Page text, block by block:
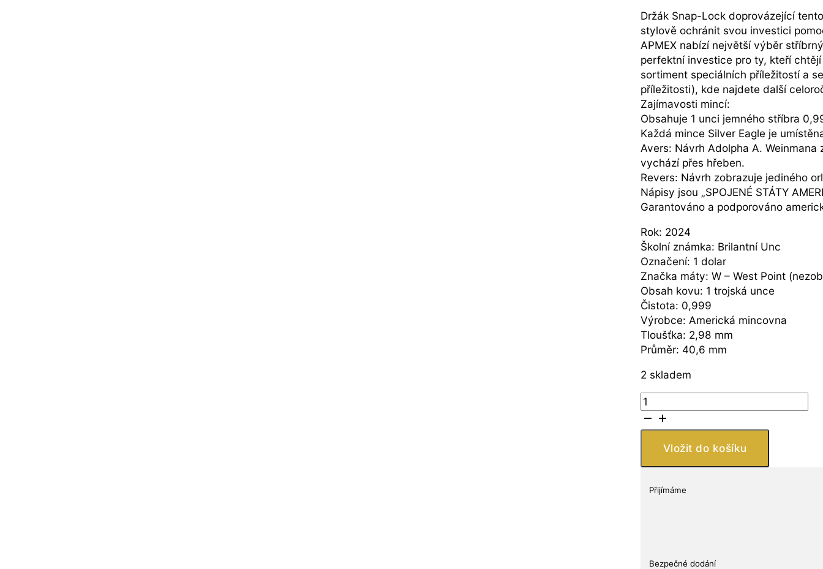
Držák Snap-Lock doprovázející
stylově ochránit svou investici
APMEX nabízí největší výběr
perfektní investice pro ty, kteří
sortiment speciálních příležitostí a
příležitosti), kde najdete další
Zajímavosti mincí:
Obsahuje 1 unci jemného stříbra
Každá mince Silver Eagle je
Avers: Návrh Adolpha A.
vychází přes hřeben.
Revers: Návrh zobrazuje jediného
Nápisy jsou „SPOJENÉ STÁTY
Garantováno a podporováno
Rok: 2024
Školní známka: Brilantní Unc
Označení: 1 dolar
Značka máty: W – West Point
Obsah kovu: 1 trojská unce
Čistota: 0,999
Výrobce: Americká mincovna
Tloušťka: 2,98 mm
Průměr: 40,6 mm
2 skladem
UNITED
STATES
MINT
2024
Silver
zámkem,
Vložit do košíku
Přijímáme
Bezpečné dodání